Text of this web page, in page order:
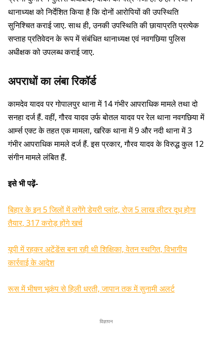
थानाध्यक्ष को निर्देशित किया है कि दोनों आरोपियों की उपस्थिति
सुनिश्चित कराई जाए. साथ ही, उनकी उपस्थिति की छायाप्रति प्रत्येक
सप्ताह प्रतिवेदन के रूप में संबंधित थानाध्यक्ष एवं नवगछिया पुलिस
अधीक्षक को उपलब्ध कराई जाए.
अपराधों का लंबा रिकॉर्ड
कामदेव यादव पर गोपालपुर थाना में 14 गंभीर आपराधिक मामले तथा दो
सनहा दर्ज हैं. वहीं, गौरव यादव उर्फ बोतल यादव पर रेल थाना नवगछिया में
आर्म्स एक्ट के तहत एक मामला, खरिक थाना में 9 और नदी थाना में 3
गंभीर आपराधिक मामले दर्ज हैं. इस प्रकार, गौरव यादव के विरुद्ध कुल 12
संगीन मामले लंबित हैं.
इसे भी पढ़ें-
बिहार के इन 5 जिलों में लगेंगे डेयरी प्लांट, रोज 5 लाख लीटर दूध होगा
तैयार, 317 करोड़ होंगे खर्च
यूपी में रहकर अटेंडेंस बना रही थी शिक्षिका, वेतन स्थगित, विभागीय
कार्रवाई के आदेश
रूस में भीषण भूकंप से हिली धरती, जापान तक में सुनामी अलर्ट
विज्ञापन